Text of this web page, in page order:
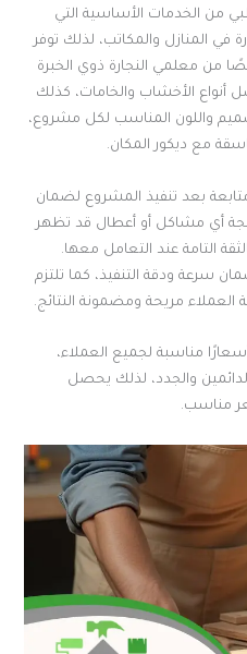
من الخدمات الأساسية التي
في المنازل والمكاتب، لذلك توفر
من معلمي النجارة ذوي الخبرة
أنواع الأخشاب والخامات، كذلك
واللون المناسب لكل مشروع،
مع ديكور المكان.
بعد تنفيذ المشروع لضمان
أي مشاكل أو أعطال قد تظهر
التامة عند التعامل معها.
سرعة ودقة التنفيذ، كما تلتزم
العملاء مريحة ومضمونة النتائج.
مناسبة لجميع العملاء،
والجدد، لذلك يحصل
مناسب.